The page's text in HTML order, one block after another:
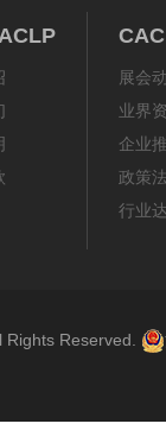
展会
业界
企业
政策
行业
Rights Reserved.